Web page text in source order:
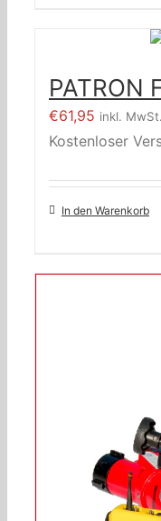
PATRON
€61,95 inkl. MwSt.
Kostenloser
In den Warenkorb